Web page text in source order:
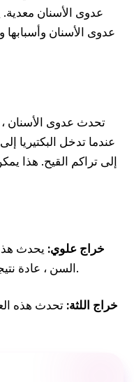
عدوى الأسنان
عدوى الأسنان وأسبابها
تحدث عدوى الأسنان ،
عندما تدخل البكتيريا
إلى تراكم القيح. هذا
1. خراج علوي: يحدث
السن ، عادة نتيجة التجاويف أو الصدمة غير المعالجة.
2. خراج اللثة: تحدث هذه